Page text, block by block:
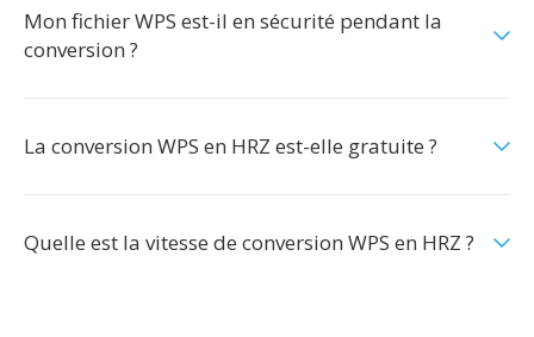
Mon fichier WPS est-il en sécurité pendant la
conversion ?
La conversion WPS en HRZ est-elle gratuite ?
Quelle est la vitesse de conversion WPS en HRZ ?